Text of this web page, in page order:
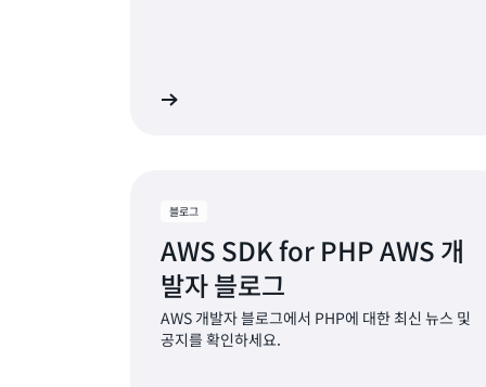
블로그
AWS SDK for PHP AWS 개
발자 블로그
AWS 개발자 블로그에서 PHP에 대한 최신 뉴스 및
공지를 확인하세요.